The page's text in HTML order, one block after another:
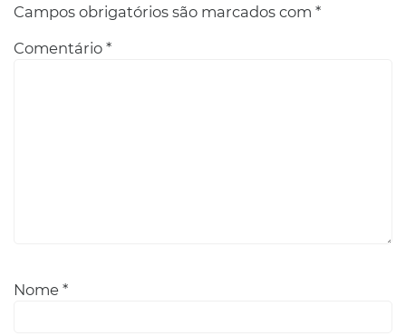
Campos obrigatórios são marcados com *
Comentário *
Nome *